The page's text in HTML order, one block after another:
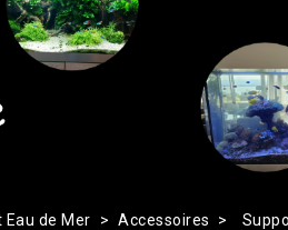
Eau de Mer Accessoires